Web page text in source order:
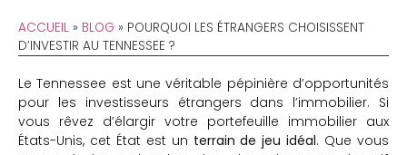
ACCUEIL » BLOG » POURQUOI LES ÉTRANGERS CHOISISSENT
D’INVESTIR AU TENNESSEE ?
Le Tennessee est une véritable pépinière d’opportunités
pour les investisseurs étrangers dans l’immobilier. Si
vous rêvez d’élargir votre portefeuille immobilier aux
États-Unis, cet État est un terrain de jeu idéal. Que vous